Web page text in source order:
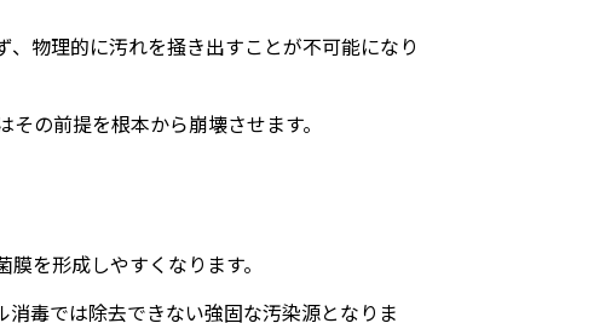
物理的に汚れを掻き出すことが不可能になり
の前提を根本から崩壊させます。
を形成しやすくなります。
毒では除去できない強固な汚染源となりま